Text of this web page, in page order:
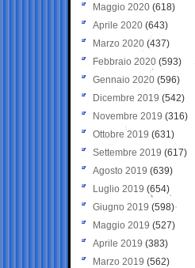
Maggio 2020 (618)
Aprile 2020 (643)
Marzo 2020 (437)
Febbraio 2020 (593)
Gennaio 2020 (596)
Dicembre 2019 (542)
Novembre 2019 (316)
Ottobre 2019 (631)
Settembre 2019 (617)
Agosto 2019 (639)
Luglio 2019 (654)
Giugno 2019 (598)
Maggio 2019 (527)
Aprile 2019 (383)
Marzo 2019 (562)